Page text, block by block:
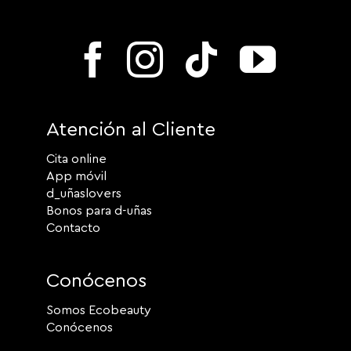
Atención al Cliente
Cita online
App móvil
d_uñaslovers
Bonos para d-uñas
Contacto
Conócenos
Somos Ecobeauty
Conócenos